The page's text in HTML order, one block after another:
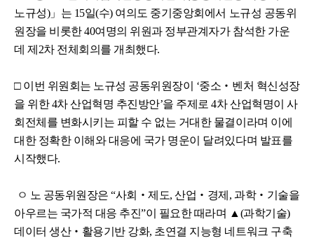
노규성)」는 15일(수) 여의도 중기중앙회에서 노규성 공동위
원장을 비롯한 40여명의 위원과 정부관계자가 참석한 가운
데 제2차 전체회의를 개최했다.
□ 이번 위원회는 노규성 공동위원장이 ‘중소‧벤처 혁신성장
을 위한 4차 산업혁명 추진방안’을 주제로 4차 산업혁명이 사
회전체를 변화시키는 피할 수 없는 거대한 물결이라며 이에
대한 정확한 이해와 대응에 국가 명운이 달려있다며 발표를
시작했다.
ㅇ 노 공동위원장은 “사회‧제도, 산업‧경제, 과학‧기술을
아우르는 국가적 대응 추진”이 필요한 때라며 ▲(과학기술)
데이터 생산‧활용기반 강화, 초연결 지능형 네트워크 구축